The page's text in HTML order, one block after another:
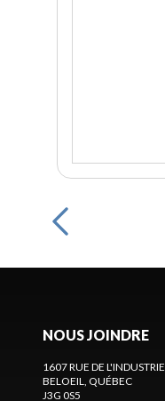
NOUS JOINDRE
1607 RUE DE L'INDUSTRIE
BELOEIL , QUÉBEC
J3G 0S5